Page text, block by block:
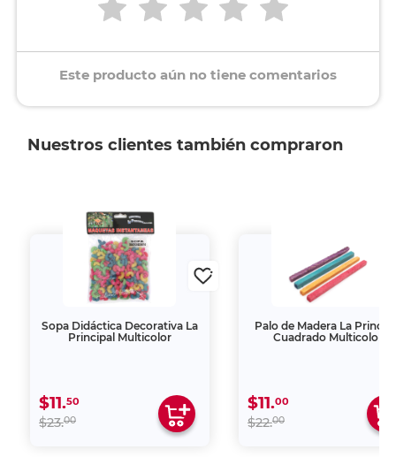
Este producto aún no tiene comentarios
Nuestros clientes también compraron
Sopa Didáctica Decorativa La
Principal Multicolor
$11.50
$23.00
Palo de Madera La
Cuadrado Multicolor
$11.00
$22.00